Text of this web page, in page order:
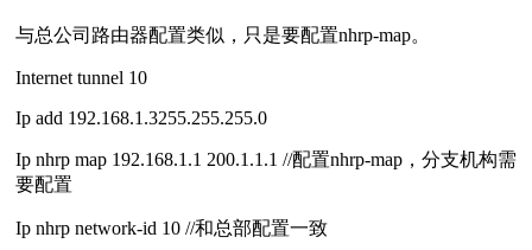
与总公司路由器配置类似，只是要配置nhrp-map。
Internet tunnel 10
Ip add 192.168.1.3255.255.255.0
Ip nhrp map 192.168.1.1 200.1.1.1 //配置nhrp-map，分支机构需
要配置
Ip nhrp network-id 10 //和总部配置一致